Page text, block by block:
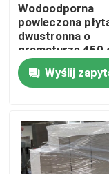
Poprosić o
Papier ochronny
Tymczasowa
Ochrona
Wodoodporna
powleczona
dwustronna o
gramaturze 450
m2, szara, tylna
broszury
Wyślij